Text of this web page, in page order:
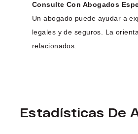
Consulte Con Abogados
Un abogado puede ayudar a
legales y de seguros. La
relacionados.
Estadísticas De